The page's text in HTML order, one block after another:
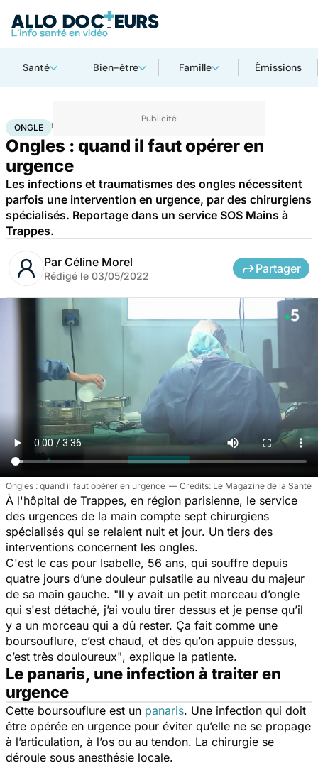
Santé Bien-être Famille Émissions
AccueilSanté
ONGLE
Ongles : quand il faut opérer en
urgence
Les infections et traumatismes des ongles nécessitent
parfois une intervention en urgence, par des chirurgiens
spécialisés. Reportage dans un service SOS Mains à
Trappes.
Par Céline Morel
Rédigé le 03/05/2022
Partager
Ongles : quand il faut opérer en urgence Le Magazine de la Santé
À l'hôpital de Trappes, en région parisienne, le service
des urgences de la main compte sept chirurgiens
spécialisés qui se relaient nuit et jour. Un tiers des
interventions concernent les ongles.
C'est le cas pour Isabelle, 56 ans, qui souffre depuis
quatre jours d’une douleur pulsatile au niveau du majeur
de sa main gauche. "Il y avait un petit morceau d’ongle
qui s'est détaché, j’ai voulu tirer dessus et je pense qu’il
y a un morceau qui a dû rester. Ça fait comme une
boursouflure, c’est chaud, et dès qu’on appuie dessus,
c’est très douloureux", explique la patiente.
Le panaris, une infection à traiter en
urgence
Cette boursouflure est un panaris. Une infection qui doit
être opérée en urgence pour éviter qu’elle ne se propage
à l’articulation, à l’os ou au tendon. La chirurgie se
déroule sous anesthésie locale.